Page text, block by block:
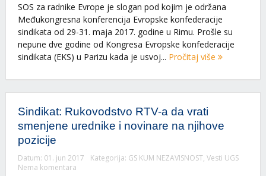
SOS za radnike Evrope je slogan pod kojim je održana
Međukongresna konferencija Evropske konfederacije
sindikata od 29-31. maja 2017. godine u Rimu. Prošle su
nepune dve godine od Kongresa Evropske konfederacije
sindikata (EKS) u Parizu kada je usvoj... Pročitaj više
Sindikat: Rukovodstvo RTV-a da vrati
smenjene urednike i novinare na njihove
pozicije
Datum: 01. jun 2017 Kategorija: GS KUM NEZAVISNOST, Vesti UGS
Nema komentara